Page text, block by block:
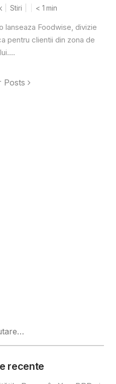
Stiri < 1 min
lanseaza Foodwise, divizie
pentru clientii din zona de
Posts
recente